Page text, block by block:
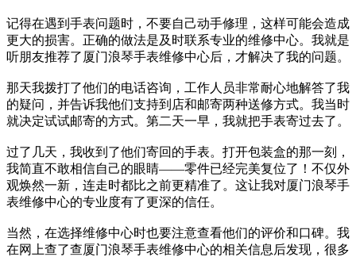
记得在遇到手表问题时，不要自己动手修理，这样可能会造成
更大的损害。正确的做法是及时联系专业的维修中心。我就是
听朋友推荐了厦门浪琴手表维修中心后，才解决了我的问题。
那天我拨打了他们的电话咨询，工作人员非常耐心地解答了我
的疑问，并告诉我他们支持到店和邮寄两种送修方式。我当时
就决定试试邮寄的方式。第二天一早，我就把手表寄过去了。
过了几天，我收到了他们寄回的手表。打开包装盒的那一刻，
我简直不敢相信自己的眼睛——零件已经完美复位了！不仅外
观焕然一新，连走时都比之前更精准了。这让我对厦门浪琴手
表维修中心的专业度有了更深的信任。
当然，在选择维修中心时也要注意查看他们的评价和口碑。我
在网上查了查厦门浪琴手表维修中心的相关信息后发现，很多